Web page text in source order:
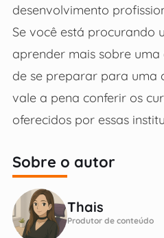
desenvolvimento
Se você está procurando
aprender mais sobre
de se preparar para uma
vale a pena conferir os
oferecidos por essas
Sobre o autor
Thais
Produtor de conteúdo